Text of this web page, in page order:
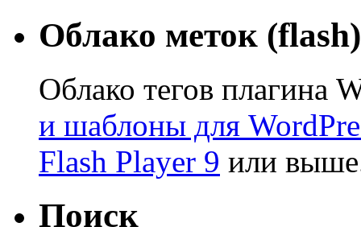
Облако меток (flash)
Облако тегов плагина
и шаблоны для
Flash Player 9 или
Поиск